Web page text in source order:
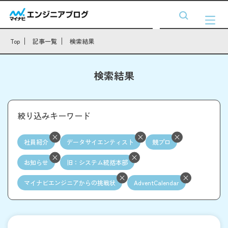
Top 記事一覧 検索結果
検索結果
絞り込みキーワード
社員紹介 データサイエンティスト 競プロ
お知らせ 旧：システム統括本部
マイナビエンジニアからの挑戦状 AdventCalendar